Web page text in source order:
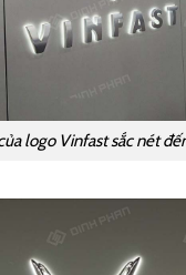
logo Vinfast sắc nét